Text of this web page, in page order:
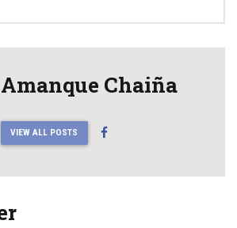
Chaiña
VIEW ALL POSTS